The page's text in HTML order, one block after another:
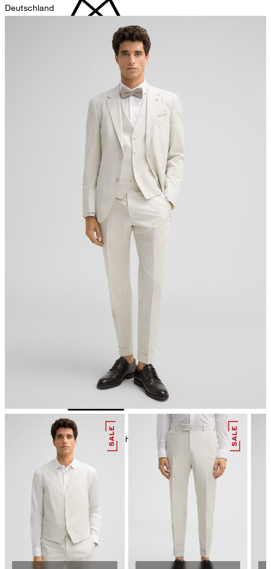
nicht Trommeltrocknen
Bügeln bei geringer Temperatur
chemische Reinigung mit Perchlorethylen, schonend
Deutschland